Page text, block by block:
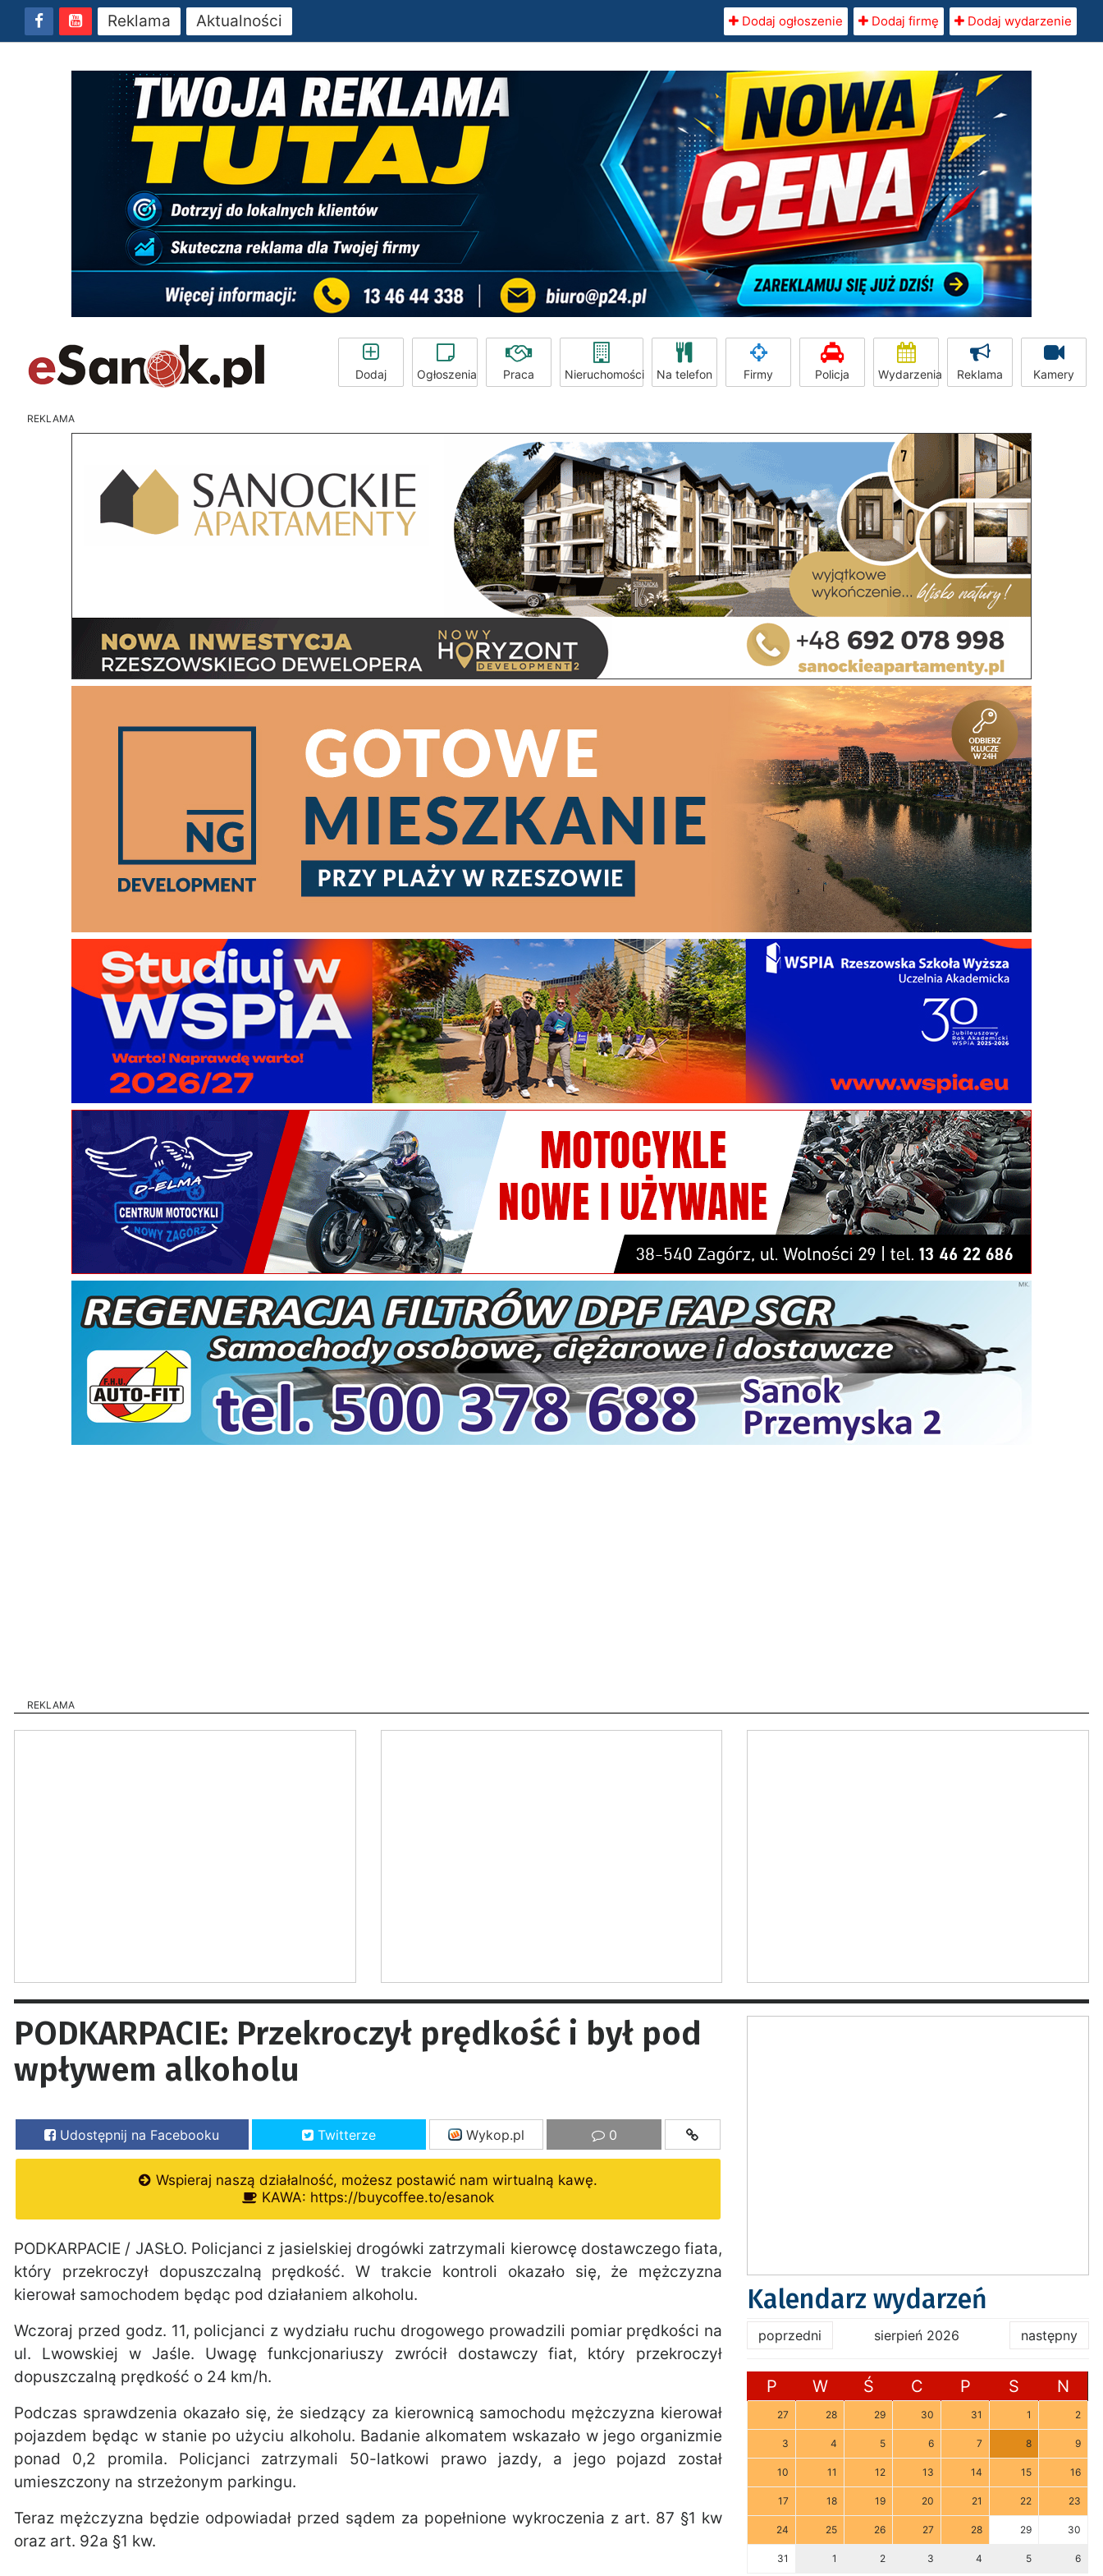
Reklama Aktualności Dodaj ogłoszenie Dodaj firmę Dodaj wydarzenie
Dodaj Ogłoszenia Praca Nieruchomości Na telefon Firmy Policja Wydarzenia Reklama Kamery
REKLAMA
REKLAMA
PODKARPACIE: Przekroczył prędkość i był pod
wpływem alkoholu
Udostępnij na Facebooku Twitterze Wykop.pl 0
Wspieraj naszą działalność, możesz postawić nam wirtualną kawę.
KAWA: https://buycoffee.to/esanok
PODKARPACIE / JASŁO. Policjanci z jasielskiej drogówki zatrzymali kierowcę dostawczego fiata,
który przekroczył dopuszczalną prędkość. W trakcie kontroli okazało się, że mężczyzna
kierował samochodem będąc pod działaniem alkoholu.
Wczoraj przed godz. 11, policjanci z wydziału ruchu drogowego prowadzili pomiar prędkości na
ul. Lwowskiej w Jaśle. Uwagę funkcjonariuszy zwrócił dostawczy fiat, który przekroczył
dopuszczalną prędkość o 24 km/h.
Podczas sprawdzenia okazało się, że siedzący za kierownicą samochodu mężczyzna kierował
pojazdem będąc w stanie po użyciu alkoholu. Badanie alkomatem wskazało w jego organizmie
ponad 0,2 promila. Policjanci zatrzymali 50-latkowi prawo jazdy, a jego pojazd został
umieszczony na strzeżonym parkingu.
Teraz mężczyzna będzie odpowiadał przed sądem za popełnione wykroczenia z art. 87 §1 kw
oraz art. 92a §1 kw.
Kalendarz wydarzeń
poprzedni sierpień 2026 następny
P W Ś C P S N
27 28 29 30 31 1 2
3 4 5 6 7 8 9
10 11 12 13 14 15 16
17 18 19 20 21 22 23
24 25 26 27 28 29 30
31 1 2 3 4 5 6